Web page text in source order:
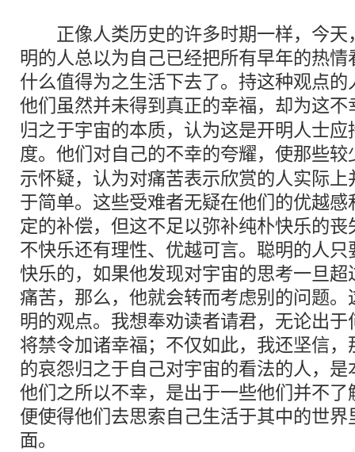
正像人类历史的许多时期一样，今天
明的人总以为自己已经把所有早年的热
什么值得为之生活下去了。持这种观点
他们虽然并未得到真正的幸福，却为这不
归之于宇宙的本质，认为这是开明人士
度。他们对自己的不幸的夸耀，使那些
示怀疑，认为对痛苦表示欣赏的人实际
于简单。这些受难者无疑在他们的优越
定的补偿，但这不足以弥补纯朴快乐的
不快乐还有理性、优越可言。聪明的人
快乐的，如果他发现对宇宙的思考一旦
痛苦，那么，他就会转而考虑别的问题
明的观点。我想奉劝读者请君，无论出
将禁令加诸幸福；不仅如此，我还坚信
的哀怨归之于自己对宇宙的看法的人，
他们之所以不幸，是出于一些他们并不
便使得他们去思索自己生活于其中的世
面。